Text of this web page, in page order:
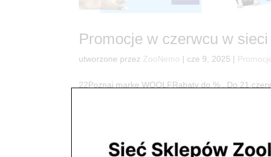
Promocje w czerwcu w
utworzone przez ZooNemo | cze 9, 2025 |
22Poznaj markę WOOLFRabaty do % . Do 21